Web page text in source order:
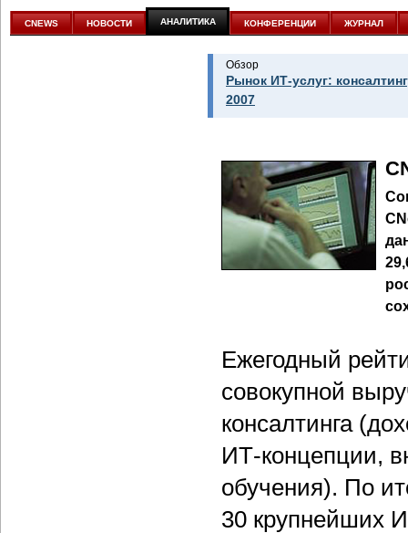
к аналитике
участвовать
CNEWS НОВОСТИ АНАЛИТИКА КОНФЕРЕНЦИИ ЖУРНАЛ
Обзор
Рынок ИТ-услуг:
2007
Ежегодный
совокупной
консалтинга
ИТ-концепции,
обучения). По
30 крупнейших